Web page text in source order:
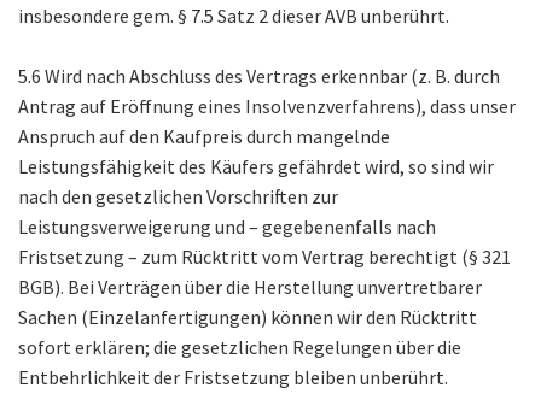
insbesondere gem. § 7.5 Satz 2 dieser AVB unberührt.
5.6 Wird nach Abschluss des Vertrags erkennbar (z. B. durch
Antrag auf Eröffnung eines Insolvenzverfahrens), dass unser
Anspruch auf den Kaufpreis durch mangelnde
Leistungsfähigkeit des Käufers gefährdet wird, so sind wir
nach den gesetzlichen Vorschriften zur
Leistungsverweigerung und – gegebenenfalls nach
Fristsetzung – zum Rücktritt vom Vertrag berechtigt (§ 321
BGB). Bei Verträgen über die Herstellung unvertretbarer
Sachen (Einzelanfertigungen) können wir den Rücktritt
sofort erklären; die gesetzlichen Regelungen über die
Entbehrlichkeit der Fristsetzung bleiben unberührt.